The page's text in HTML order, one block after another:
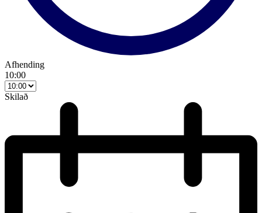
Afhending
10:00
Skilað